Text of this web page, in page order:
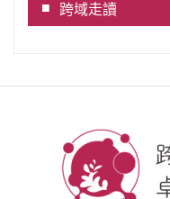
跨域走讀